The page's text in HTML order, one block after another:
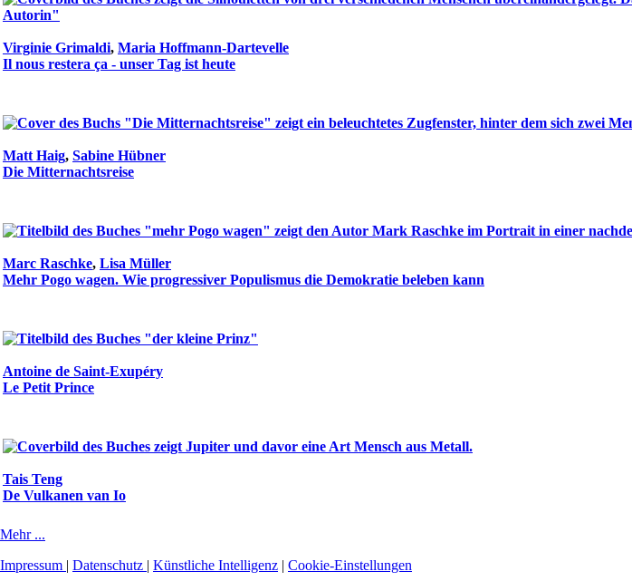
Virginie Grimaldi, Maria Hoffmann-Dartevelle
Il nous restera ça - unser Tag ist heute
Matt Haig, Sabine Hübner
Die Mitternachtsreise
Marc Raschke, Lisa Müller
Mehr Pogo wagen. Wie progressiver Populismus die Demokratie beleben kann
Antoine de Saint-Exupéry
Le Petit Prince
Tais Teng
De Vulkanen van Io
Mehr ...
Impressum | Datenschutz | Künstliche Intelligenz | Cookie-Einstellungen